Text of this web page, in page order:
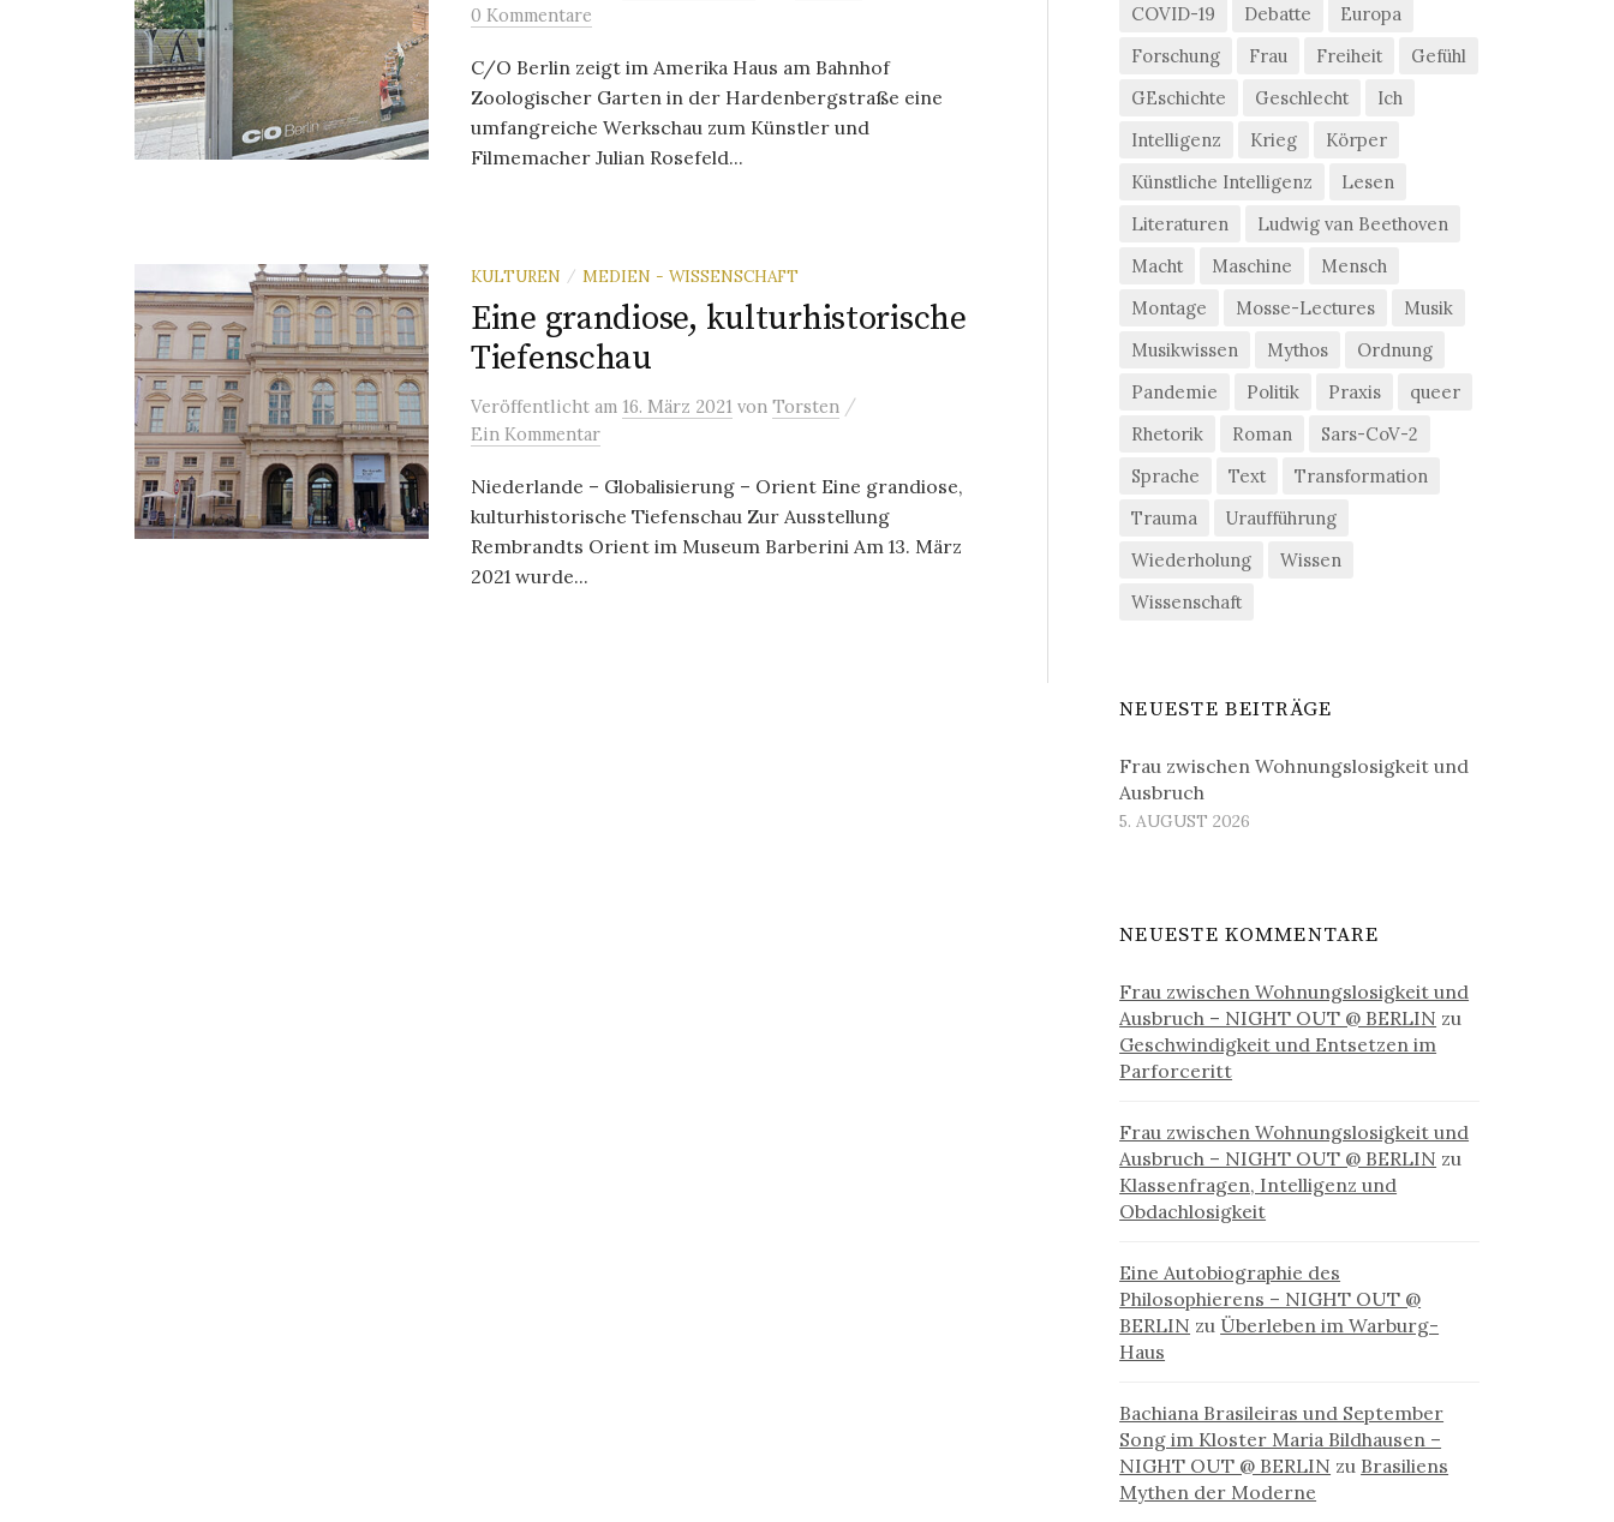
0 Kommentare
C/O Berlin zeigt im Amerika Haus am Bahnhof
Zoologischer Garten in der Hardenbergstraße eine
umfangreiche Werkschau zum Künstler und
Filmemacher Julian Rosefeld...
KULTUREN / MEDIEN - WISSENSCHAFT
Eine grandiose, kulturhistorische
Tiefenschau
Veröffentlicht am 16. März 2021 von Torsten /
Ein Kommentar
Niederlande – Globalisierung – Orient Eine grandiose,
kulturhistorische Tiefenschau Zur Ausstellung
Rembrandts Orient im Museum Barberini Am 13. März
2021 wurde...
COVID-19
Debatte
Europa
Forschung
Frau Freiheit
Gefühl
GEschichte
Geschlecht
Ich
Intelligenz
Krieg
Körper
Künstliche Intelligenz
Lesen
Literaturen
Ludwig van Beethoven
Macht
Maschine
Mensch
Montage
Mosse-Lectures
Musik
Musikwissen
Mythos
Ordnung
Pandemie
Politik Praxis
queer
Rhetorik
Roman
Sars-CoV-2
Sprache
Text
Transformation
Trauma
Uraufführung
Wiederholung
Wissen
Wissenschaft
NEUESTE BEITRÄGE
Frau zwischen Wohnungslosigkeit und
Ausbruch
5. AUGUST 2026
NEUESTE KOMMENTARE
Frau zwischen Wohnungslosigkeit und
Ausbruch – NIGHT OUT @ BERLIN zu
Geschwindigkeit und Entsetzen im
Parforceritt
Frau zwischen Wohnungslosigkeit und
Ausbruch – NIGHT OUT @ BERLIN zu
Klassenfragen, Intelligenz und
Obdachlosigkeit
Eine Autobiographie des
Philosophierens – NIGHT OUT @
BERLIN zu Überleben im Warburg-
Haus
Bachiana Brasileiras und September
Song im Kloster Maria Bildhausen –
NIGHT OUT @ BERLIN zu Brasiliens
Mythen der Moderne